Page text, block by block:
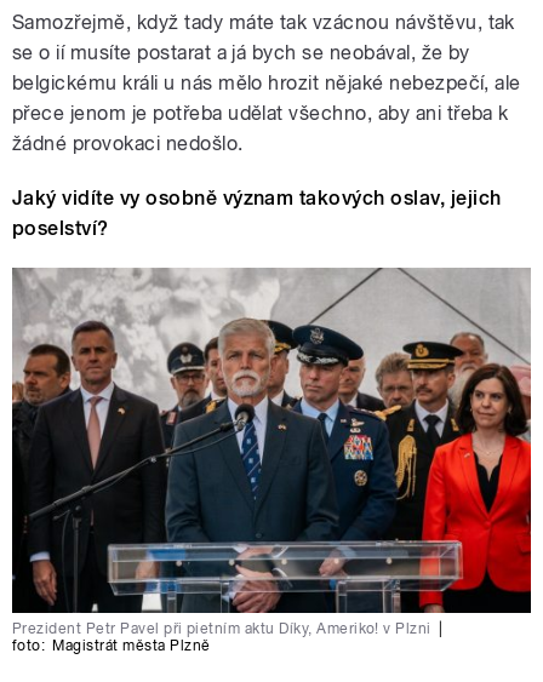
Samozřejmě, když tady máte tak vzácnou návštěvu, tak
se o ií musíte postarat a já bych se neobával, že by
belgickému králi u nás mělo hrozit nějaké nebezpečí, ale
přece jenom je potřeba udělat všechno, aby ani třeba k
žádné provokaci nedošlo.
Jaký vidíte vy osobně význam takových oslav, jejich
poselství?
Prezident Petr Pavel při pietním aktu Díky, Ameriko! v Plzni
foto: Magistrát města Plzně